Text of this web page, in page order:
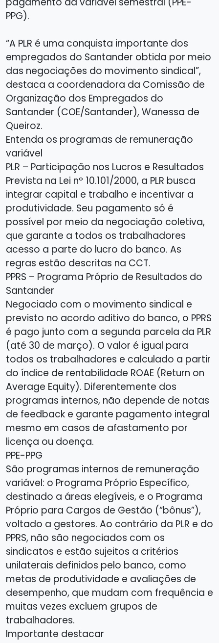
PPG).
“A PLR é uma conquista importante dos
empregados do Santander obtida por meio
das negociações do movimento sindical”,
destaca a coordenadora da Comissão de
Organização dos Empregados do
Santander (COE/Santander), Wanessa de
Queiroz.
Entenda os programas de remuneração
variável
PLR – Participação nos Lucros e Resultados
Prevista na Lei nº 10.101/2000, a PLR busca
integrar capital e trabalho e incentivar a
produtividade. Seu pagamento só é
possível por meio da negociação coletiva,
que garante a todos os trabalhadores
acesso a parte do lucro do banco. As
regras estão descritas na CCT.
PPRS – Programa Próprio de Resultados do
Santander
Negociado com o movimento sindical e
previsto no acordo aditivo do banco, o PPRS
é pago junto com a segunda parcela da PLR
(até 30 de março). O valor é igual para
todos os trabalhadores e calculado a partir
do índice de rentabilidade ROAE (Return on
Average Equity). Diferentemente dos
programas internos, não depende de notas
de feedback e garante pagamento integral
mesmo em casos de afastamento por
licença ou doença.
PPE-PPG
São programas internos de remuneração
variável: o Programa Próprio Específico,
destinado a áreas elegíveis, e o Programa
Próprio para Cargos de Gestão (“bônus”),
voltado a gestores. Ao contrário da PLR e do
PPRS, não são negociados com os
sindicatos e estão sujeitos a critérios
unilaterais definidos pelo banco, como
metas de produtividade e avaliações de
desempenho, que mudam com frequência e
muitas vezes excluem grupos de
trabalhadores.
Importante destacar